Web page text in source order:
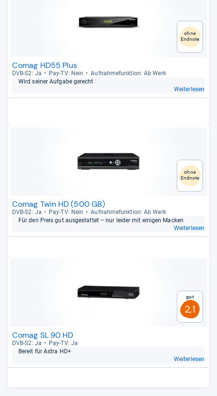
ohne
Endnote
Comag HD55 Plus
DVB-​S2: Ja Pay-​TV: Nein
Auf­nah­me­funk­tion: Ab Werk
Wird sei­ner Auf­gabe gerecht
Weiterlesen
ohne
Endnote
Comag Twin HD (500 GB)
DVB-​S2: Ja Pay-​TV: Nein
Auf­nah­me­funk­tion: Ab Werk
Für den Preis gut aus­ge­stat­tet – nur lei­der mit eini­gen Macken
Weiterlesen
Gut
2,1
Comag SL 90 HD
DVB-​S2: Ja
Pay-​TV: Ja
Bereit für Astra HD+
Weiterlesen